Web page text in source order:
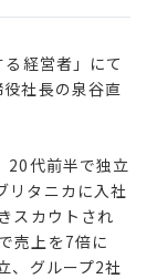
経営者」にて
社長の泉谷直
20代前半で独立
リタニカに入社
スカウトされ
売上を7倍に
、グループ2社